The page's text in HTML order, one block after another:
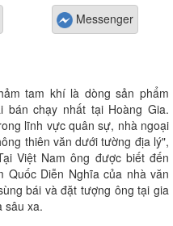
Messenger
tam khí là dòng sản phẩm
bán chạy nhất tại Hoàng Gia.
lĩnh vực quân sự, nhà ngoại
thiên văn dưới tường địa lý",
Việt Nam ông được biết đến
Quốc Diễn Nghĩa của nhà văn
bái và đặt tượng ông tại gia
sâu xa.